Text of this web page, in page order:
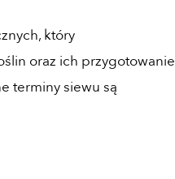
który
oraz ich przygotowanie
terminy siewu są